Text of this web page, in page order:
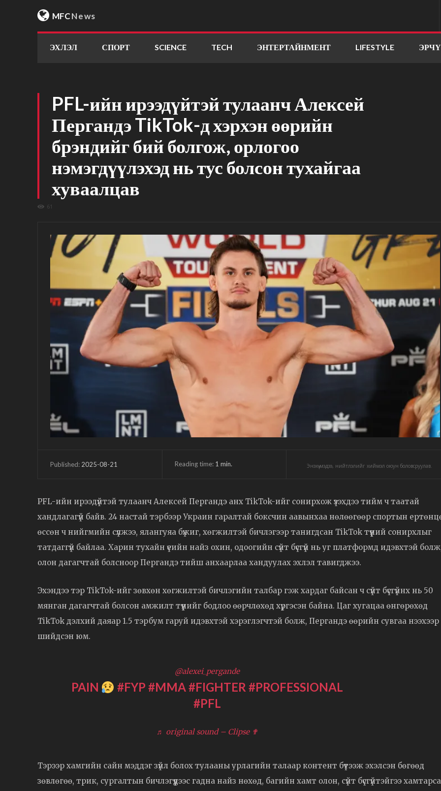
MFCNews
ЭХЛЭЛ СПОРТ SCIENCE TECH ЭНТЕРТАЙНМЕНТ LIFESTYLE
PFL-ийн ирээдүйтэй тулаанч Алексей
Пергандэ TikTok-д хэрхэн өөрийн
брэндийг бий болгож, орлогоо
нэмэгдүүлэхэд нь тус болсон тухайгаа
хуваалцав
61
Published: 2025-08-21 Reading time: 1 min. Энэхүү мэдээ, нийтлэлийг хиймэл оюун боловсруулав.
PFL-ийн ирээдүйтэй тулаанч Алексей Пергандэ анх TikTok-ийг сонирхож үзэхдээ тийм ч таатай
хандлагагүй байв. 24 настай тэрбээр Украин гаралтай боксчин аавынхаа нөлөөгөөр спортын
өссөн ч нийгмийн сүлжээ, ялангуяа бүжиг, хөгжилтэй бичлэгээр танигдсан TikTok түүний сонирхлыг
татдаггүй байлаа. Харин тухайн үеийн найз охин, одоогийн сүйт бүсгүй нь уг платформд идэвхтэй
олон дагагчтай болсноор Пергандэ тийш анхаарлаа хандуулах эхлэл тавигджээ.
Эхэндээ тэр TikTok-ийг зөвхөн хөгжилтэй бичлэгийн талбар гэж хардаг байсан ч сүйт бүсгүйнх нь 50
мянган дагагчтай болсон амжилт түүнийг бодлоо өөрчлөхөд хүргэсэн байна. Цаг хугацаа өнгөрөхөд
TikTok дэлхий даяар 1.5 тэрбум гаруй идэвхтэй хэрэглэгчтэй болж, Пергандэ өөрийн сувгаа нээхээр
шийдсэн юм.
@alexei_pergande
PAIN #FYP #MMA#FIGHTER #PROFESSIONAL
#PFL
♬ original sound – Clipse ✟
Тэрээр хамгийн сайн мэддэг зүйл болох тулааны урлагийн талаар контент бүтээж эхэлсэн бөгөөд
зөвлөгөө, трик, сургалтын бичлэгүүдээс гадна найз нөхөд, багийн хамт олон, сүйт бүсгүйтэйгээ